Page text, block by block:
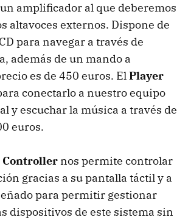
amplificador al que deberemos
altavoces externos. Dispone de
para navegar a través de
además de un mando a
es de 450 euros. ElPlayer
conectarlo a nuestro equipo
y escuchar la música a través de
euros.
Controller nos permite controlar
gracias a su pantalla táctil y a
para permitir gestionar
dispositivos de este sistema sin